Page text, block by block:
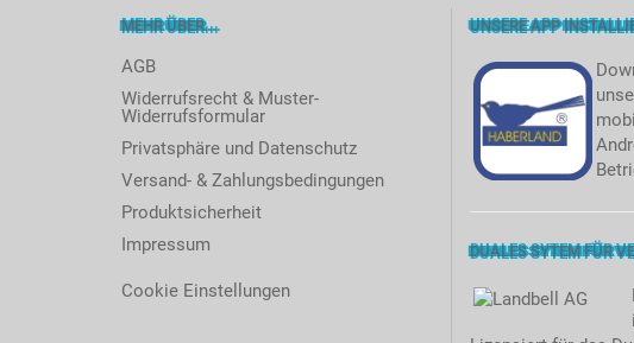
MEHR ÜBER...
AGB
Widerrufsrecht & Muster-
Widerrufsformular
Privatsphäre und Datenschutz
Versand- & Zahlungsbedingungen
Produktsicherheit
Impressum
Cookie Einstellungen
UNSERE APP
DUALES SYTEM FÜR